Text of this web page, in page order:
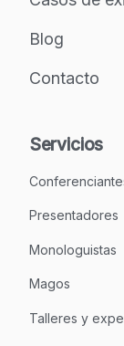
Blog
Contacto
Servicios
Presentadores
Monologuistas
Magos
Talleres y